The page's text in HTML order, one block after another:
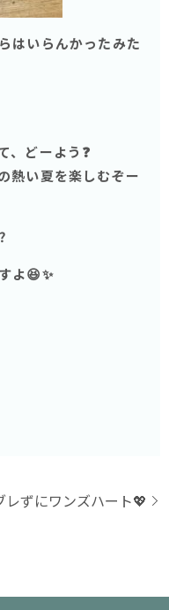
はいらんかったみた
、どーよう❓
熱い夏を楽しむぞー
よ😆✨
レずにワンズハート💖